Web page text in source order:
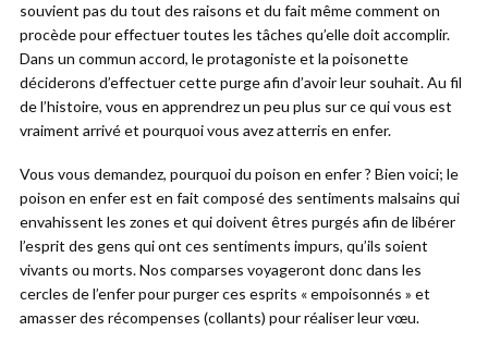
souvient pas du tout des raisons et du fait même comment on
procède pour effectuer toutes les tâches qu’elle doit accomplir.
Dans un commun accord, le protagoniste et la poisonette
déciderons d’effectuer cette purge afin d’avoir leur souhait. Au fil
de l’histoire, vous en apprendrez un peu plus sur ce qui vous est
vraiment arrivé et pourquoi vous avez atterris en enfer.
Vous vous demandez, pourquoi du poison en enfer ? Bien voici; le
poison en enfer est en fait composé des sentiments malsains qui
envahissent les zones et qui doivent êtres purgés afin de libérer
l’esprit des gens qui ont ces sentiments impurs, qu’ils soient
vivants ou morts. Nos comparses voyageront donc dans les
cercles de l’enfer pour purger ces esprits « empoisonnés » et
amasser des récompenses (collants) pour réaliser leur vœu.